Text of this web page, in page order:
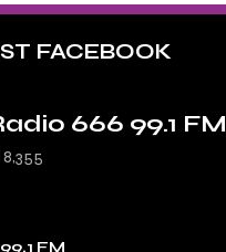
FACEBOOK
666 99.1 FM
8,355
FM